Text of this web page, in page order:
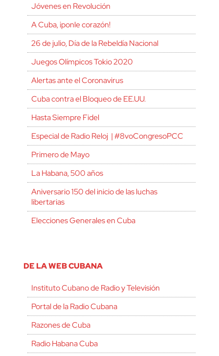
Jóvenes en Revolución
A Cuba, ¡ponle corazón!
26 de julio, Día de la Rebeldía Nacional
Juegos Olímpicos Tokio 2020
Alertas ante el Coronavirus
Cuba contra el Bloqueo de EE.UU.
Hasta Siempre Fidel
Especial de Radio Reloj | #8voCongresoPCC
Primero de Mayo
La Habana, 500 años
Aniversario 150 del inicio de las luchas
libertarias
Elecciones Generales en Cuba
DE LA WEB CUBANA
Instituto Cubano de Radio y Televisión
Portal de la Radio Cubana
Razones de Cuba
Radio Habana Cuba